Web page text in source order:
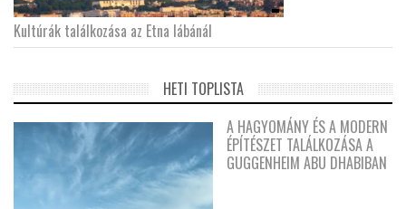
Kultúrák találkozása az Etna lábánál
HETI TOPLISTA
A HAGYOMÁNY ÉS A MODERN
ÉPÍTÉSZET TALÁLKOZÁSA A
GUGGENHEIM ABU DHABIBAN